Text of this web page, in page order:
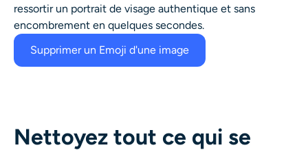
ressortir un portrait de visage authentique et sans
encombrement en quelques secondes.
Supprimer un Emoji d'une image
Nettoyez tout ce qui se